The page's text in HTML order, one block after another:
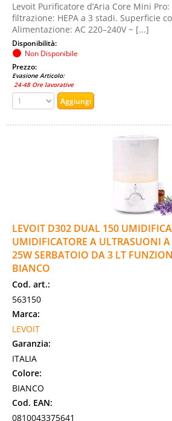
Levoit Purificatore d’Aria Core Mini
filtrazione: HEPA a 3 stadi. Superficie
Alimentazione: AC 220–240V ~ [...]
Disponibilità:
Non Disponibile
Prezzo:
Evasione Articolo:
24-48 Ore lavorative
LEVOIT D302 DUAL 150
UMIDIFICATORE A ULTRASUONI
25W SERBATOIO DA 3 LT
BIANCO
Cod. art.:
563150
Marca:
LEVOIT
Garanzia:
ITALIA
Colore:
BIANCO
Cod. EAN:
0810043375641